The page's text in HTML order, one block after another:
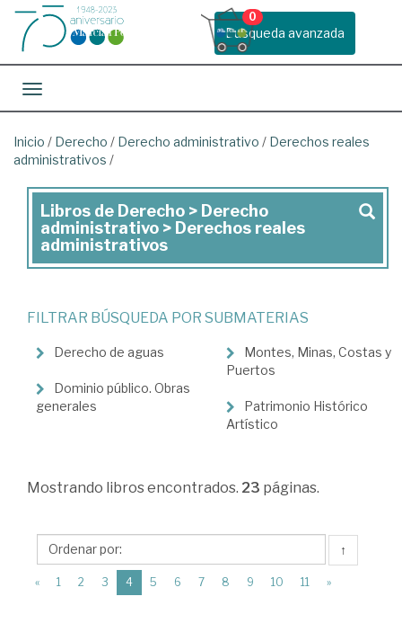
Busqueda avanzada
0
Toggle navigation
Inicio / Derecho / Derecho administrativo / Derechos reales
administrativos /
Libros
de
Derecho
Derecho
administrativo
>
Derechos
Libros de Derecho > Derecho
administrativo > Derechos reales
administrativos
FILTRAR BÚSQUEDA POR SUBMATERIAS
Derecho de aguas
Dominio público. Obras
generales
Montes, Minas, Costas y
Puertos
Patrimonio Histórico
Artístico
Mostrando libros encontrados. 23 páginas.
↑
« 1 2 3 4(current)
5 6 7 8 9 10 11 »